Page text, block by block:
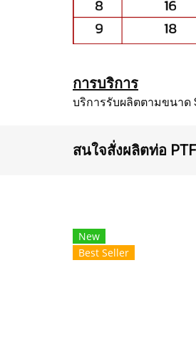
การบริการ
บริการรับผลิตตามขนาด
สนใจสั่งผลิตท่อ
New
Best Seller